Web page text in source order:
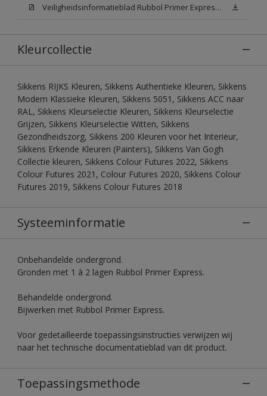
Veiligheidsinformatieblad Rubbol Primer Express N00 (MSDS)
Kleurcollectie
Sikkens RIJKS Kleuren, Sikkens Authentieke Kleuren, Sikkens
Modern Klassieke Kleuren, Sikkens 5051, Sikkens ACC naar
RAL, Sikkens Kleurselectie Kleuren, Sikkens Kleurselectie
Grijzen, Sikkens Kleurselectie Witten, Sikkens
Gezondheidszorg, Sikkens 200 Kleuren voor het Interieur,
Sikkens Erkende Kleuren (Painters), Sikkens Van Gogh
Collectie kleuren, Sikkens Colour Futures 2022, Sikkens
Colour Futures 2021, Colour Futures 2020, Sikkens Colour
Futures 2019, Sikkens Colour Futures 2018
Systeeminformatie
Onbehandelde ondergrond.
Gronden met 1 à 2 lagen Rubbol Primer Express.
Behandelde ondergrond.
Bijwerken met Rubbol Primer Express.
Voor gedetailleerde toepassingsinstructies verwijzen wij
naar het technische documentatieblad van dit product.
Toepassingsmethode